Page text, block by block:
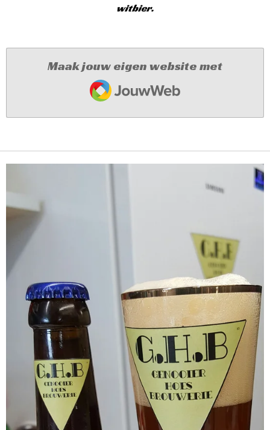
witbier.
Maak jouw eigen website met
JouwWeb